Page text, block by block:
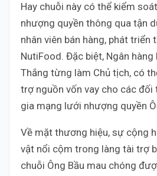
Hay chuỗi này có thể kiểm
nhượng quyền thông qua tận
nhân viên bán hàng, phát triển
NutiFood. Đặc biệt, Ngân hàng
Thắng từng làm Chủ tịch, có
trợ nguồn vốn vay cho các
gia mạng lưới nhượng quyền
Về mặt thương hiệu, sự cộng
vật nổi cộm trong làng tài trợ
chuỗi Ông Bầu mau chóng